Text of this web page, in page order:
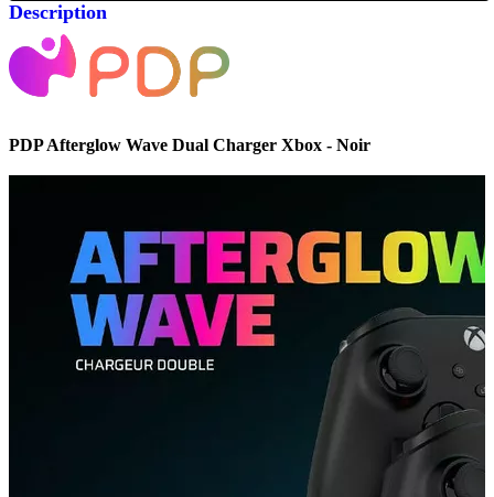
Description
PDP Afterglow Wave Dual Charger Xbox - Noir